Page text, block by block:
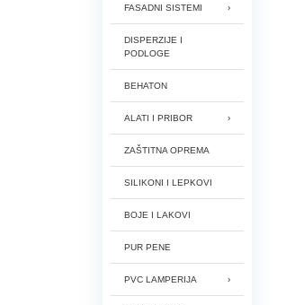
FASADNI SISTEMI
DISPERZIJE I
PODLOGE
BEHATON
ALATI I PRIBOR
ZAŠTITNA OPREMA
SILIKONI I LEPKOVI
BOJE I LAKOVI
PUR PENE
PVC LAMPERIJA